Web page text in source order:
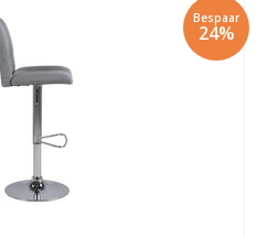
Bespaar
24%